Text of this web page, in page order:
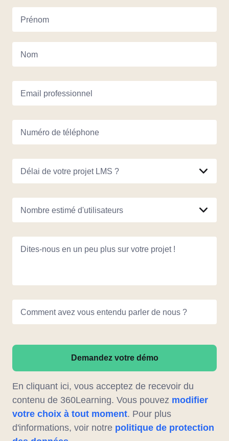
Prénom
Nom
Email professionnel
Numéro de téléphone
Délai de votre projet LMS ?
Nombre estimé d'utilisateurs
Dites-nous en un peu plus sur votre projet !
Comment avez vous entendu parler de nous ?
Demandez votre démo
En cliquant ici, vous acceptez de recevoir du
contenu de 360Learning. Vous pouvez modifier
votre choix à tout moment. Pour plus
d'informations, voir notre politique de protection